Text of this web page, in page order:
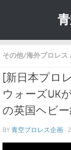
その他/海外プロレス
[新日本プロ
ウォーズUK
の英国ヘビー
BY 青空プロレス企画 ·